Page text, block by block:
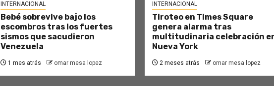
INTERNACIONAL
Bebé sobrevive bajo los
escombros tras los fuertes
sismos que sacudieron
Venezuela
1 mes atrás omar mesa lopez
INTERNACIONAL
Tiroteo en Times Square
genera alarma tras
multitudinaria celebración
Nueva York
2 meses atrás omar mesa lopez